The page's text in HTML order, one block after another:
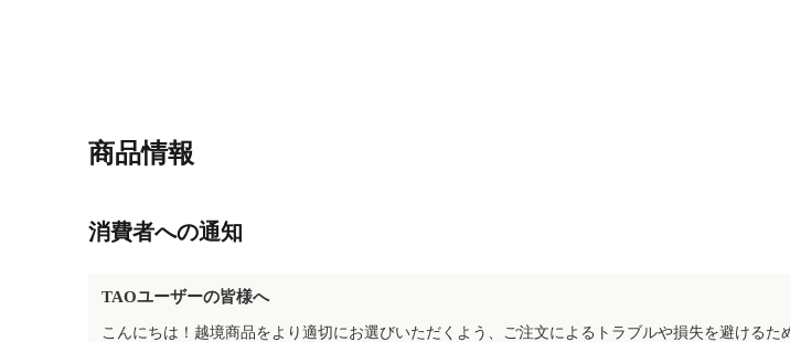
商品情報
消費者への通知
TAOユーザーの皆様へ
こんにちは！越境商品をより適切にお選びいただくよう、ご注文によるトラブルや損失を避ける